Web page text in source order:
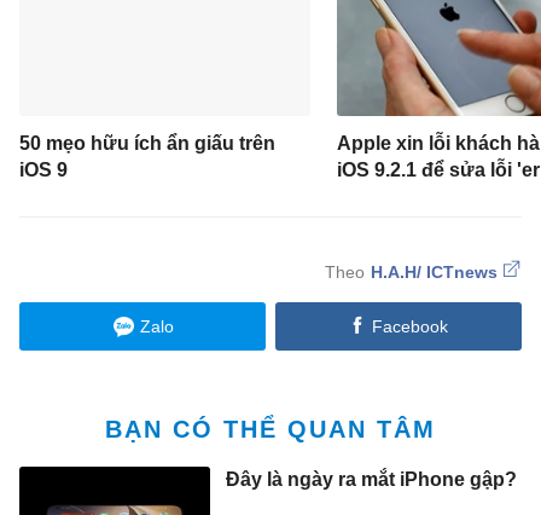
50 mẹo hữu ích ẩn giấu trên
iOS 9
Apple xin lỗi khách
iOS 9.2.1 để sửa lỗi
H.A.H/ ICTnews
Zalo Facebook
BẠN CÓ THỂ QUAN TÂM
Đây là ngày ra mắt iPhone gập?